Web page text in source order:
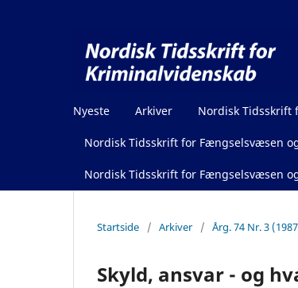
Nyeste Arkiver Nordisk Tidsskrift
Nordisk Tidsskrift for Fængselsvæsen
Nordisk Tidsskrift for Fængselsvæsen
Startside / Arkiver / Årg. 74 Nr. 3
Skyld, ansvar - og